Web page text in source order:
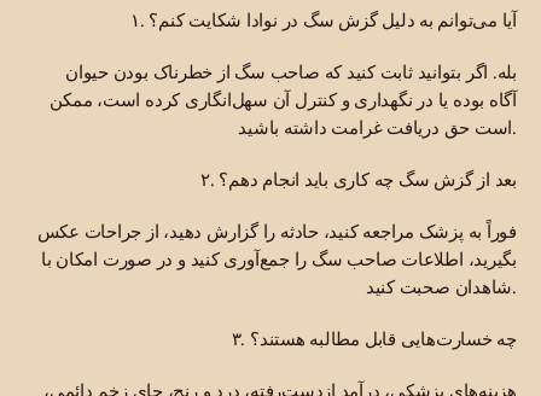
۱. آیا می‌توانم به دلیل گزش سگ در نوادا شکایت کنم؟
بله. اگر بتوانید ثابت کنید که صاحب سگ از خطرناک بودن حیوان
آگاه بوده یا در نگهداری و کنترل آن سهل‌انگاری کرده است، ممکن
است حق دریافت غرامت داشته باشید.
۲. بعد از گزش سگ چه کاری باید انجام دهم؟
فوراً به پزشک مراجعه کنید، حادثه را گزارش دهید، از جراحات عکس
بگیرید، اطلاعات صاحب سگ را جمع‌آوری کنید و در صورت امکان با
شاهدان صحبت کنید.
۳. چه خسارت‌هایی قابل مطالبه هستند؟
هزینه‌های پزشکی، درآمد ازدست‌رفته، درد و رنج، جای زخم دائمی،